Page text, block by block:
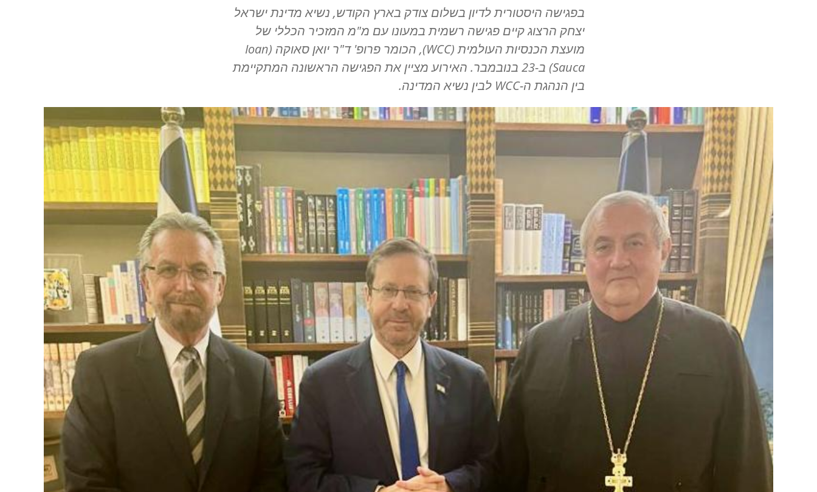
בפגישה היסטורית לדיון בשלום צודק בארץ הקודש, נשיא מדינת ישראל
יצחק הרצוג קיים פגישה רשמית במעונו עם מ"מ המזכיר הכללי של
מועצת הכנסיות העולמית (WCC), הכומר פרופ' ד"ר יואן סאוקה (Ioan
Sauca
) ב-23 בנובמבר. האירוע מציין את הפגישה הראשונה המתקיימת
בין הנהגת ה-WCC לבין נשיא המדינה.